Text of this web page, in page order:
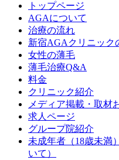
トップページ
AGAについて
治療の流れ
新宿AGAクリニック
女性の薄毛
薄毛治療Q&A
料金
クリニック紹介
メディア掲載・取材
求人ページ
グループ院紹介
未成年者（18歳未満
いて）